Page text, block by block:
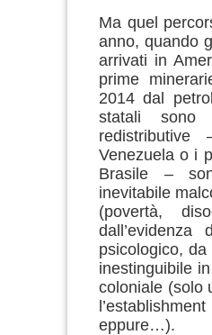
Ma quel
anno, quando
arrivati in
prime
2014 dal
statali sono
Venezuela o i
Brasile –
inevitabile
(povertà,
psicologico,
inestinguibile
coloniale (solo
eppure…).